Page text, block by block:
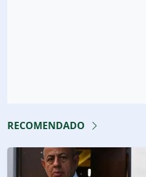
RECOMENDADO